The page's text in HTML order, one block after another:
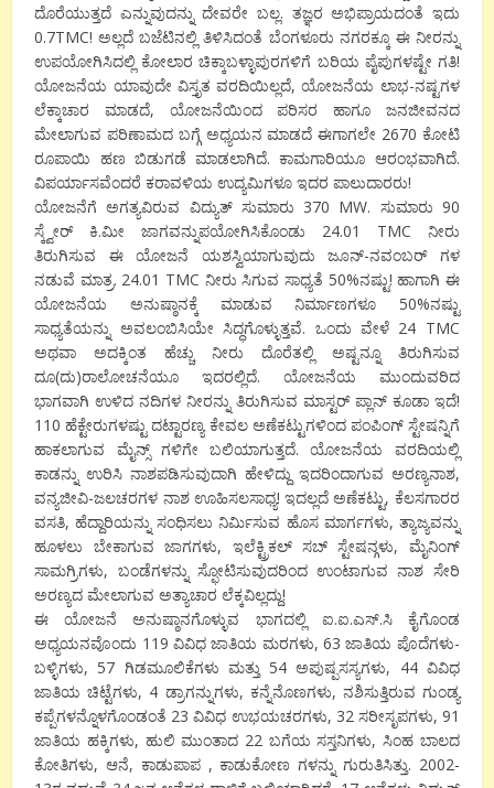
ದೊರೆಯುತ್ತದೆ ಎನ್ನುವುದನ್ನು ದೇವರೇ ಬಲ್ಲ. ತಜ್ಞರ ಅಭಿಪ್ರಾಯದಂತೆ ಇದು
0.7TMC! ಅಲ್ಲದೆ ಬಜೆಟಿನಲ್ಲಿ ತಿಳಿಸಿದಂತೆ ಬೆಂಗಳೂರು ನಗರಕ್ಕೂ ಈ ನೀರನ್ನು
ಉಪಯೋಗಿಸಿದಲ್ಲಿ ಕೋಲಾರ ಚಿಕ್ಕಾಬಳ್ಳಾಪುರಗಳಿಗೆ ಬರಿಯ ಪೈಪುಗಳಷ್ಟೇ ಗತಿ!
ಯೋಜನೆಯ ಯಾವುದೇ ವಿಸ್ತೃತ ವರದಿಯಿಲ್ಲದೆ, ಯೋಜನೆಯ ಲಾಭ-ನಷ್ಟಗಳ
ಲೆಕ್ಕಾಚಾರ ಮಾಡದೆ, ಯೋಜನೆಯಿಂದ ಪರಿಸರ ಹಾಗೂ ಜನಜೀವನದ
ಮೇಲಾಗುವ ಪರಿಣಾಮದ ಬಗ್ಗೆ ಅಧ್ಯಯನ ಮಾಡದೆ ಈಗಾಗಲೇ 2670 ಕೋಟಿ
ರೂಪಾಯಿ ಹಣ ಬಿಡುಗಡೆ ಮಾಡಲಾಗಿದೆ. ಕಾಮಗಾರಿಯೂ ಆರಂಭವಾಗಿದೆ.
ವಿಪರ್ಯಾಸವೆಂದರೆ ಕರಾವಳಿಯ ಉದ್ಯಮಿಗಳೂ ಇದರ ಪಾಲುದಾರರು!
ಯೋಜನೆಗೆ ಅಗತ್ಯವಿರುವ ವಿದ್ಯುತ್ ಸುಮಾರು 370 MW. ಸುಮಾರು 90
ಸ್ಕ್ವೇರ್ ಕಿ.ಮೀ ಜಾಗವನ್ನುಪಯೋಗಿಸಿಕೊಂಡು 24.01 TMC ನೀರು
ತಿರುಗಿಸುವ ಈ ಯೋಜನೆ ಯಶಸ್ವಿಯಾಗುವುದು ಜೂನ್-ನವಂಬರ್ ಗಳ
ನಡುವೆ ಮಾತ್ರ. 24.01 TMC ನೀರು ಸಿಗುವ ಸಾಧ್ಯತೆ 50%ನಷ್ಟು! ಹಾಗಾಗಿ ಈ
ಯೋಜನೆಯ ಅನುಷ್ಠಾನಕ್ಕೆ ಮಾಡುವ ನಿರ್ಮಾಣಗಳೂ 50%ನಷ್ಟು
ಸಾಧ್ಯತೆಯನ್ನು ಅವಲಂಬಿಸಿಯೇ ಸಿದ್ಧಗೊಳ್ಳುತ್ತವೆ. ಒಂದು ವೇಳೆ 24 TMC
ಅಥವಾ ಅದಕ್ಕಿಂತ ಹೆಚ್ಚು ನೀರು ದೊರೆತಲ್ಲಿ ಅಷ್ಟನ್ನೂ ತಿರುಗಿಸುವ
ದೂ(ದು)ರಾಲೋಚನೆಯೂ ಇದರಲ್ಲಿದೆ. ಯೋಜನೆಯ ಮುಂದುವರಿದ
ಭಾಗವಾಗಿ ಉಳಿದ ನದಿಗಳ ನೀರನ್ನು ತಿರುಗಿಸುವ ಮಾಸ್ಟರ್ ಪ್ಲಾನ್ ಕೂಡಾ ಇದೆ!
110 ಹೆಕ್ಟೇರುಗಳಷ್ಟು ದಟ್ಟಾರಣ್ಯ ಕೇವಲ ಅಣೆಕಟ್ಟುಗಳಿಂದ ಪಂಪಿಂಗ್ ಸ್ಟೇಷನ್ನಿಗೆ
ಹಾಕಲಾಗುವ ಮೈನ್ಸ್ ಗಳಿಗೇ ಬಲಿಯಾಗುತ್ತದೆ. ಯೋಜನೆಯ ವರದಿಯಲ್ಲಿ
ಕಾಡನ್ನು ಉರಿಸಿ ನಾಶಪಡಿಸುವುದಾಗಿ ಹೇಳಿದ್ದು ಇದರಿಂದಾಗುವ ಅರಣ್ಯನಾಶ,
ವನ್ಯಜೀವಿ-ಜಲಚರಗಳ ನಾಶ ಊಹಿಸಲಸಾಧ್ಯ! ಇದಲ್ಲದೆ ಅಣೆಕಟ್ಟು, ಕೆಲಸಗಾರರ
ವಸತಿ, ಹೆದ್ದಾರಿಯನ್ನು ಸಂಧಿಸಲು ನಿರ್ಮಿಸುವ ಹೊಸ ಮಾರ್ಗಗಳು, ತ್ಯಾಜ್ಯವನ್ನು
ಹೂಳಲು ಬೇಕಾಗುವ ಜಾಗಗಳು, ಇಲೆಕ್ಟ್ರಿಕಲ್ ಸಬ್ ಸ್ಟೇಷನ್ಗಳು, ಮೈನಿಂಗ್
ಸಾಮಗ್ರಿಗಳು, ಬಂಡೆಗಳನ್ನು ಸ್ಫೋಟಿಸುವುದರಿಂದ ಉಂಟಾಗುವ ನಾಶ ಸೇರಿ
ಅರಣ್ಯದ ಮೇಲಾಗುವ ಅತ್ಯಾಚಾರ ಲೆಕ್ಕವಿಲ್ಲದ್ದು!
ಈ ಯೋಜನೆ ಅನುಷ್ಠಾನಗೊಳ್ಳುವ ಭಾಗದಲ್ಲಿ ಐ.ಐ.ಎಸ್.ಸಿ ಕೈಗೊಂಡ
ಅಧ್ಯಯನವೊಂದು 119 ವಿವಿಧ ಜಾತಿಯ ಮರಗಳು, 63 ಜಾತಿಯ ಪೊದೆಗಳು-
ಬಳ್ಳಿಗಳು, 57 ಗಿಡಮೂಲಿಕೆಗಳು ಮತ್ತು 54 ಅಪುಷ್ಪಸಸ್ಯಗಳು, 44 ವಿವಿಧ
ಜಾತಿಯ ಚಿಟ್ಟೆಗಳು, 4 ಡ್ರಾಗನ್ನುಗಳು, ಕನ್ನೆನೊಣಗಳು, ನಶಿಸುತ್ತಿರುವ ಗುಂಡ್ಯ
ಕಪ್ಪೆಗಳನ್ನೊಳಗೊಂಡಂತೆ 23 ವಿವಿಧ ಉಭಯಚರಗಳು, 32 ಸರೀಸೃಪಗಳು, 91
ಜಾತಿಯ ಹಕ್ಕಿಗಳು, ಹುಲಿ ಮುಂತಾದ 22 ಬಗೆಯ ಸಸ್ತನಿಗಳು, ಸಿಂಹ ಬಾಲದ
ಕೋತಿಗಳು, ಆನೆ, ಕಾಡುಪಾಪ , ಕಾಡುಕೋಣ ಗಳನ್ನು ಗುರುತಿಸಿತ್ತು. 2002-